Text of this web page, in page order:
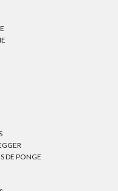
DE PONGE